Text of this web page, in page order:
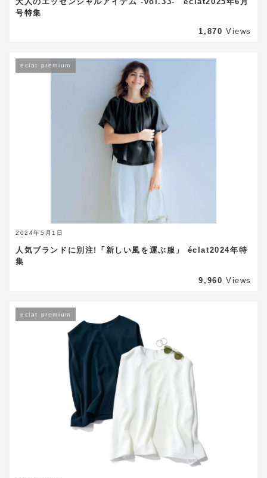
号特集
1,870 Views
2024年5月1日
eclat premium
人気ブランドに別注!「新しい風を運ぶ服」 éclat2024年特
集
9,960 Views
eclat premium